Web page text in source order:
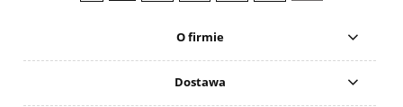
O firmie
Dostawa